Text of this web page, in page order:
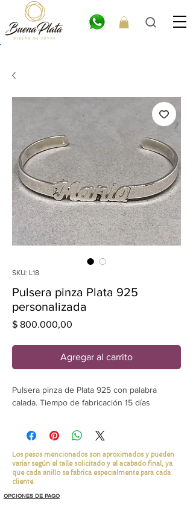
SKU: L18
Pulsera pinza Plata 925
personalizada
$ 800.000,00
Agregar al carrito
Pulsera pinza de Plata 925 con palabra
calada. Tiempo de fabricación 15 días
Los pesos mencionados son aproximados y pueden
variar según el talle solicitado y el acabado final, ya
que cada anillo se fabrica especialmente para cada
cliente.
OPCIONES DE PAGO